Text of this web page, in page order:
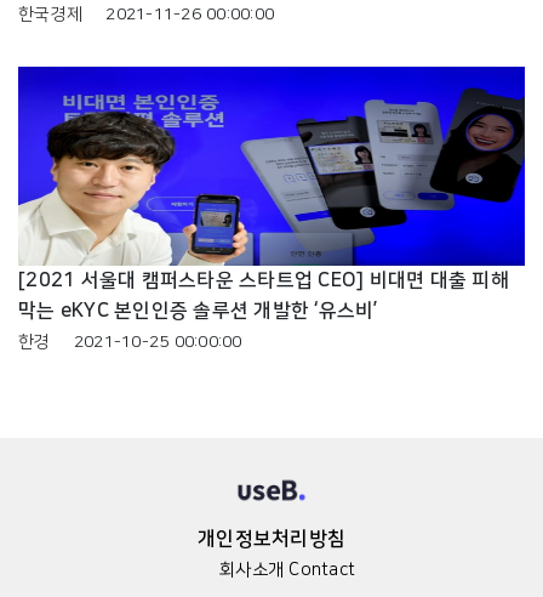
한국경제 2021-11-26 00:00:00
[2021 서울대 캠퍼스타운 스타트업 CEO] 비대면 대출 피해
막는 eKYC 본인인증 솔루션 개발한 ‘유스비’
한경 2021-10-25 00:00:00
개인정보처리방침
회사소개 Contact